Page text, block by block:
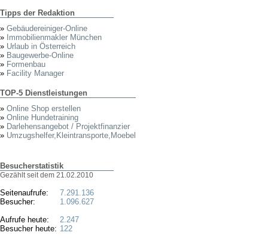
Tipps der Redaktion
» Gebäudereiniger-Online
» Immobilienmakler München
» Urlaub in Österreich
» Baugewerbe-Online
» Formenbau
» Facility Manager
TOP-5 Dienstleistungen
» Online Shop erstellen
» Online Hundetraining
» Darlehensangebot / Projektfinanzier
» Umzugshelfer,Kleintransporte,Moebel
Besucherstatistik
Gezählt seit dem 21.02.2010
Seitenaufrufe:
Besucher:
Aufrufe heute:
Besucher heute:
7.291.136
1.096.627
2.247
122